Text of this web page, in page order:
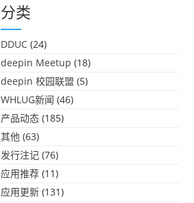
分类
DDUC (24)
deepin Meetup (18)
deepin 校园联盟 (5)
WHLUG新闻 (46)
产品动态 (185)
其他 (63)
发行注记 (76)
应用推荐 (11)
应用更新 (131)